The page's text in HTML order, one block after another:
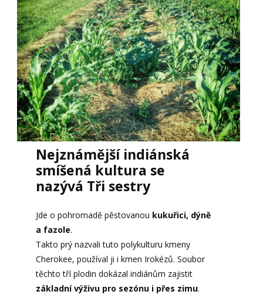
Nejznámější indiánská
smíšená kultura se
nazývá Tři sestry
Jde o pohromadě pěstovanou kukuřici, dýně
a fazole.
Takto prý nazvali tuto polykulturu kmeny
Cherokee, používal ji i kmen Irokézů. Soubor
těchto tří plodin dokázal indiánům zajistit
základní výživu pro sezónu i přes zimu.